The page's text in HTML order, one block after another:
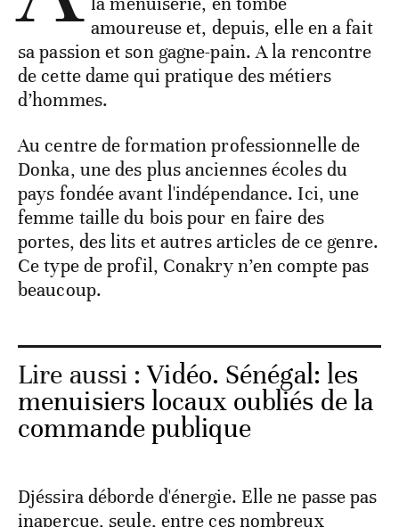
amoureuse et, depuis, elle en a fait
sa passion et son gagne-pain. A la rencontre
de cette dame qui pratique des métiers
d’hommes.
Au centre de formation professionnelle de
Donka, une des plus anciennes écoles du
pays fondée avant l'indépendance. Ici, une
femme taille du bois pour en faire des
portes, des lits et autres articles de ce genre.
Ce type de profil, Conakry n’en compte pas
beaucoup.
Lire aussi :Vidéo. Sénégal: les
menuisiers locaux oubliés de la
commande publique
Djéssira déborde d'énergie. Elle ne passe pas
inaperçue, seule, entre ces nombreux